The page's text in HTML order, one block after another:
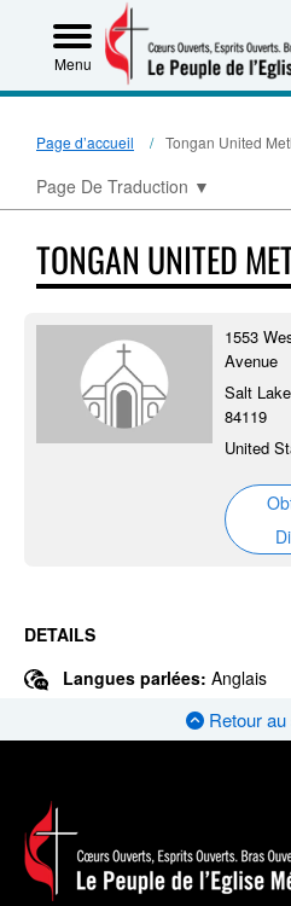
Menu
Page d’accueil Tongan United
Page De Traduction ▼
TONGAN UNITED
1553
Avenue
Salt
84119
United
DETAILS
Langues parlées: Anglais
Retour au